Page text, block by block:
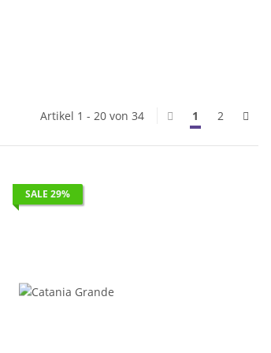
Artikel 1 - 20 von 34 1 2
SALE 29%